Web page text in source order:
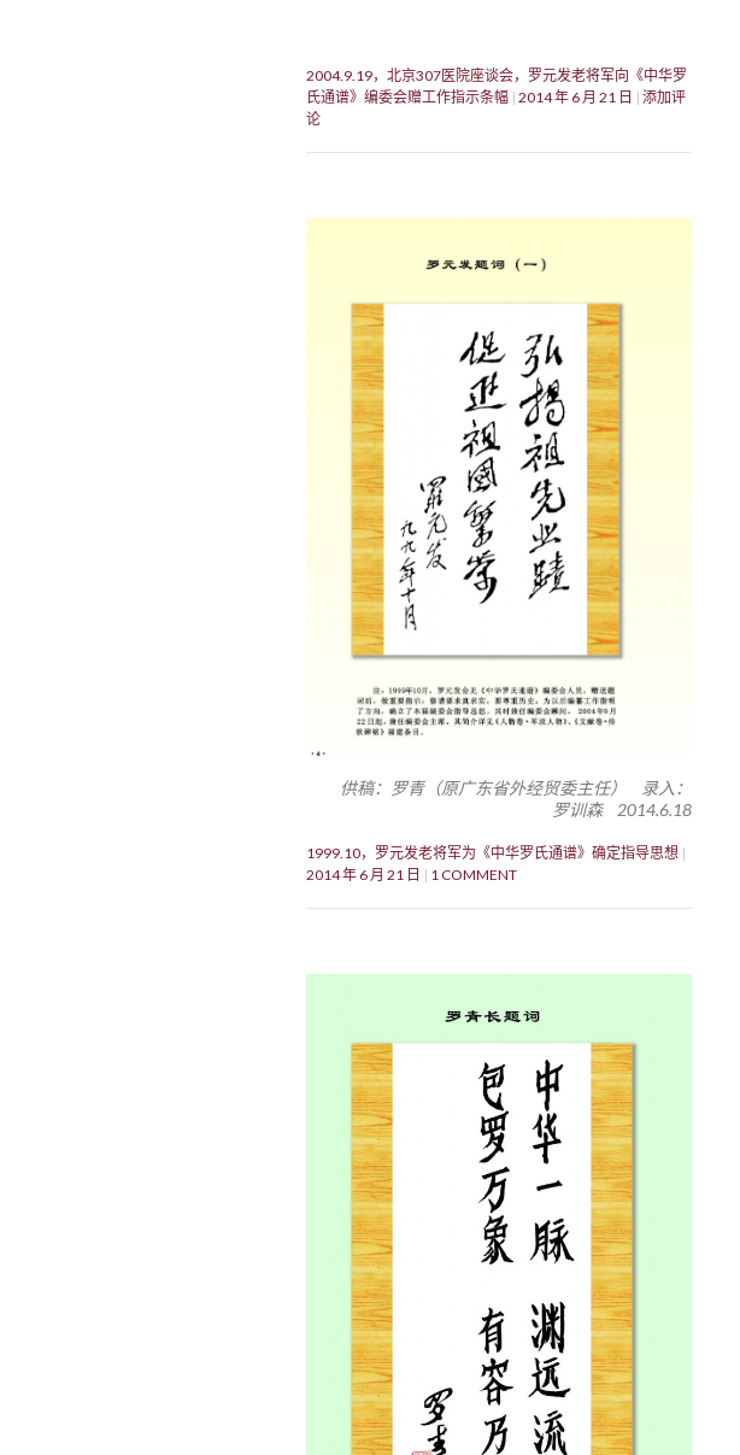
2004.9.19，北京307医院座谈会，罗元发老将军向《中华罗
氏通谱》编委会赠工作指示条幅 2014 年 6 月 21 日
添加评
论
供稿：罗青（原广东省外经贸委主任） 录入：
罗训森 2014.6.18
1999.10，罗元发老将军为《中华罗氏通谱》确定指导思想
2014 年 6 月 21 日
1 COMMENT